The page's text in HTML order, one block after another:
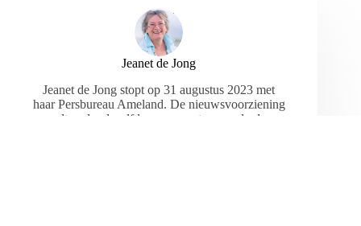
Jeanet de Jong
Jeanet de Jong stopt op 31 augustus 2023 met
haar Persbureau Ameland. De nieuwsvoorziening
wordt onder dezelfde naam, met een ander logo